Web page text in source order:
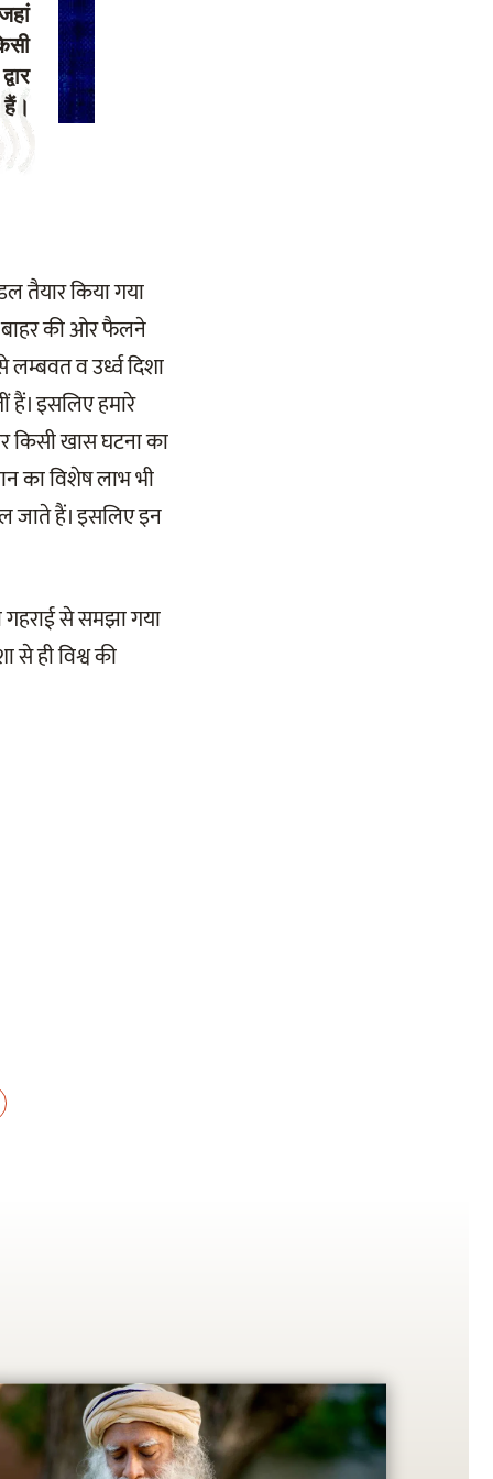
तैयार किया गया
बाहर की ओर फैलने
लम्बवत व उर्ध्व दिशा
हैं। इसलिए हमारे
किसी खास घटना का
का विशेष लाभ भी
जाते हैं। इसलिए इन